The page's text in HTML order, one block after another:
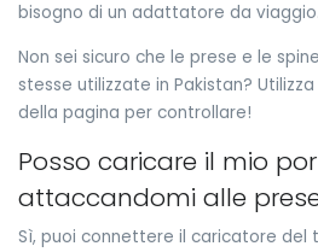
bisogno di un adattatore da viaggio.
Non sei sicuro che le prese e le
stesse utilizzate in Pakistan? Utilizza
della pagina per controllare!
Posso caricare il mio
attaccandomi alle
Sì, puoi connettere il caricatore del